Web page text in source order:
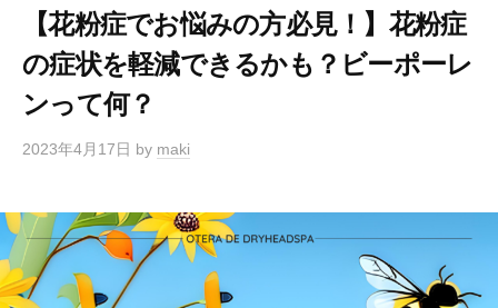
ラ
イ
ヘ
ッ
ド
パ
【花粉症でお悩みの方必見！】花粉症
の症状を軽減できるかも？ビーポーレ
ンって何？
2023年4月17日 by maki
ス
パ